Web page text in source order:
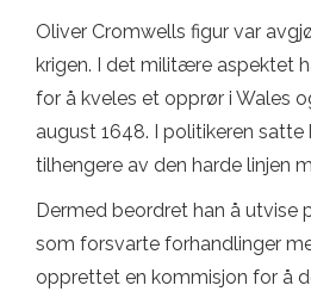
Oliver Cromwells figur var
krigen. I det militære aspektet
for å kveles et opprør i Wales
august 1648. I politikeren
tilhengere av den harde linjen
Dermed beordret han å utvise
som forsvarte forhandlinger
opprettet en kommisjon for å